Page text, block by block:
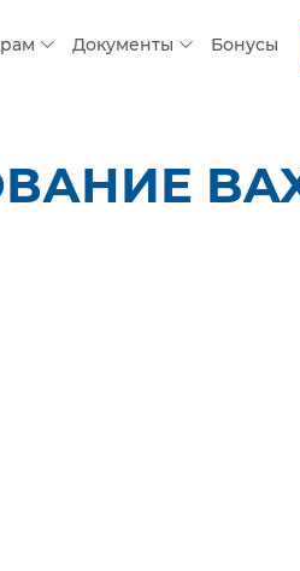
Документы Бонусы